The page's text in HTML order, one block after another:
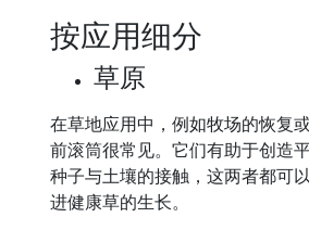
按应用细分
草原
在草地应用中，例如牧场的恢复
前滚筒很常见。它们有助于创造
种子与土壤的接触，这两者都可
进健康草的生长。